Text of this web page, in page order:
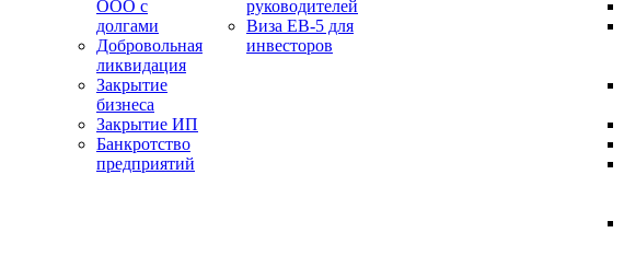
ООО с
долгами
Добровольная
ликвидация
Закрытие
бизнеса
Закрытие ИП
Банкротство
предприятий
руководителей
Виза EB-5 для
инвесторов